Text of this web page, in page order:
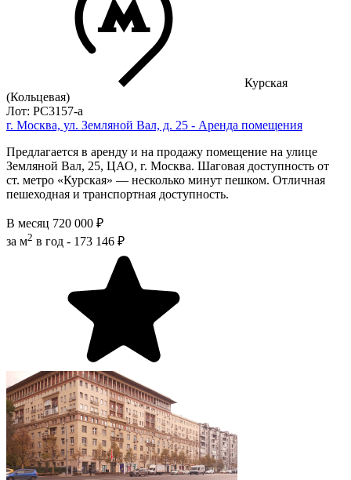
Курская
(Кольцевая)
Лот: РС3157-a
г. Москва, ул. Земляной Вал, д. 25 - Аренда помещения
Предлагается в аренду и на продажу помещение на улице
Земляной Вал, 25, ЦАО, г. Москва. Шаговая доступность от
ст. метро «Курская» — несколько минут пешком. Отличная
пешеходная и транспортная доступность.
В месяц 720 000 ₽
за м2 в год - 173 146 ₽